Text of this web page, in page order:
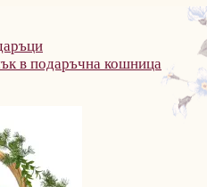
в подаръчна кошница